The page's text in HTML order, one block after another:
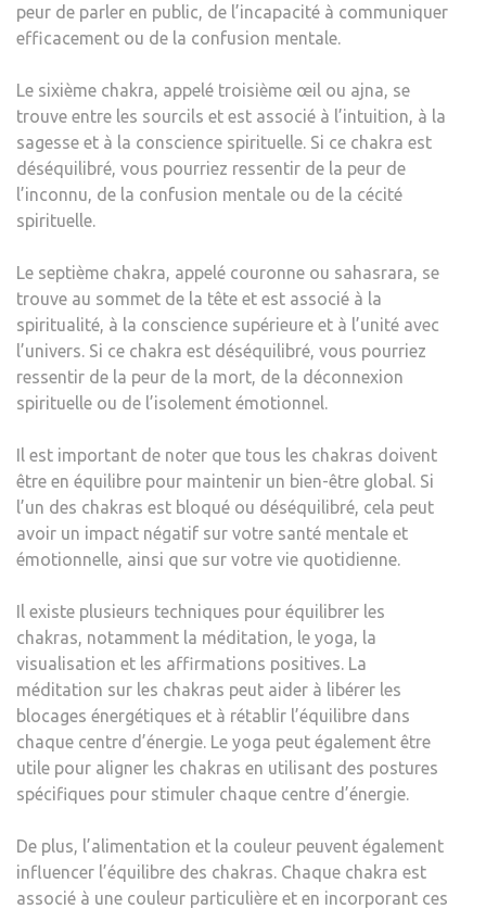
peur de parler en public, de l’incapacité à communiquer
efficacement ou de la confusion mentale.
Le sixième chakra, appelé troisième œil ou ajna, se
trouve entre les sourcils et est associé à l’intuition, à la
sagesse et à la conscience spirituelle. Si ce chakra est
déséquilibré, vous pourriez ressentir de la peur de
l’inconnu, de la confusion mentale ou de la cécité
spirituelle.
Le septième chakra, appelé couronne ou sahasrara, se
trouve au sommet de la tête et est associé à la
spiritualité, à la conscience supérieure et à l’unité avec
l’univers. Si ce chakra est déséquilibré, vous pourriez
ressentir de la peur de la mort, de la déconnexion
spirituelle ou de l’isolement émotionnel.
Il est important de noter que tous les chakras doivent
être en équilibre pour maintenir un bien-être global. Si
l’un des chakras est bloqué ou déséquilibré, cela peut
avoir un impact négatif sur votre santé mentale et
émotionnelle, ainsi que sur votre vie quotidienne.
Il existe plusieurs techniques pour équilibrer les
chakras, notamment la méditation, le yoga, la
visualisation et les affirmations positives. La
méditation sur les chakras peut aider à libérer les
blocages énergétiques et à rétablir l’équilibre dans
chaque centre d’énergie. Le yoga peut également être
utile pour aligner les chakras en utilisant des postures
spécifiques pour stimuler chaque centre d’énergie.
De plus, l’alimentation et la couleur peuvent également
influencer l’équilibre des chakras. Chaque chakra est
associé à une couleur particulière et en incorporant ces